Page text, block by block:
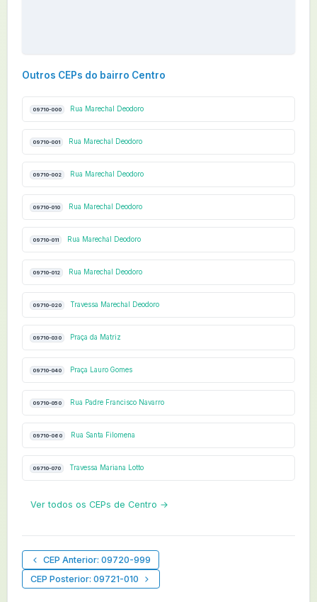
Outros CEPs do bairro Centro
09710-000 Rua Marechal Deodoro
09710-001 Rua Marechal Deodoro
09710-002 Rua Marechal Deodoro
09710-010 Rua Marechal Deodoro
09710-011 Rua Marechal Deodoro
09710-012 Rua Marechal Deodoro
09710-020 Travessa Marechal Deodoro
09710-030 Praça da Matriz
09710-040 Praça Lauro Gomes
09710-050 Rua Padre Francisco Navarro
09710-060 Rua Santa Filomena
09710-070 Travessa Mariana Lotto
Ver todos os CEPs de Centro →
CEP Anterior: 09720-999
CEP Posterior: 09721-010